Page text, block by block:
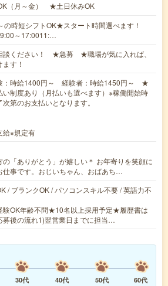
（月～金） ★土日休みOK
時短シフトOK★スタート時間選べます！
～17:0011:…
談ください！ ★急募 ★職場が気に入れば、
す！
：時給1400円～ 経験者：時給1450円～ ★
い制度あり（月払いも選べます）※稼働開始時
第のお支払いとなります。
給※規定有
の「ありがとう」が嬉しい＊ お年寄りを笑顔に
仕事です。おじいちゃん、おばあち…
/ ブランクOK / パソコンスキル不要 / 英語力不
験OK年齢不問★10名以上採用予定★履歴書は
後の流れ1)翌営業日までに担当…
30代 40代 50代 60代